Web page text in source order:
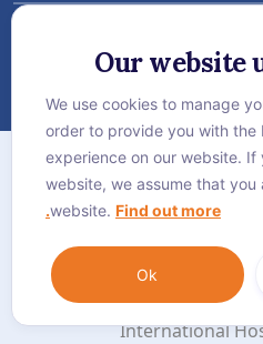
Follow
© Vejthani International
International
Our website
We use cookies to manage
order to provide you with the
experience on our website. If
website, we assume that
website. Find out more.
Ok